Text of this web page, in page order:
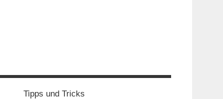
Tipps und Tricks